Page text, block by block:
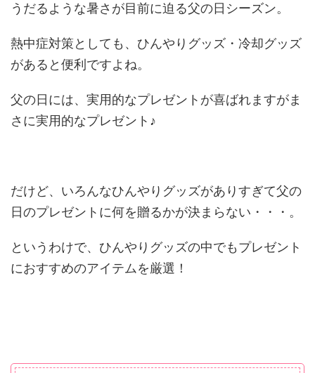
うだるような暑さが目前に迫る父の日シーズン。
熱中症対策としても、ひんやりグッズ・冷却グッズ
があると便利ですよね。
父の日には、実用的なプレゼントが喜ばれますがま
さに実用的なプレゼント♪
だけど、いろんなひんやりグッズがありすぎて父の
日のプレゼントに何を贈るかが決まらない・・・。
というわけで、ひんやりグッズの中でもプレゼント
におすすめのアイテムを厳選！